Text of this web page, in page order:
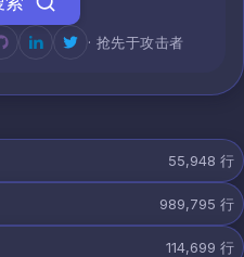
· 抢先于攻击者
55,948 行
989,795 行
114,699 行